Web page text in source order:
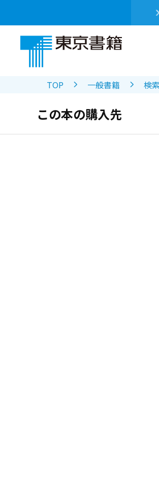
TOP 一般書籍 検
この本の購入先